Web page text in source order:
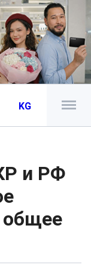
KG
и РФ
общее